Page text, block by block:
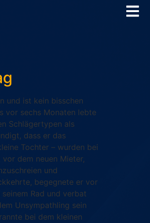
und ist kein bisschen
vor sechs Monaten lebte
Schlägertypen als
dass er das
Tochter – wurden bei
dem neuen Mieter,
und
begegnete er vor
Rad und verbat
Unsympathling sein
bei dem kleinen